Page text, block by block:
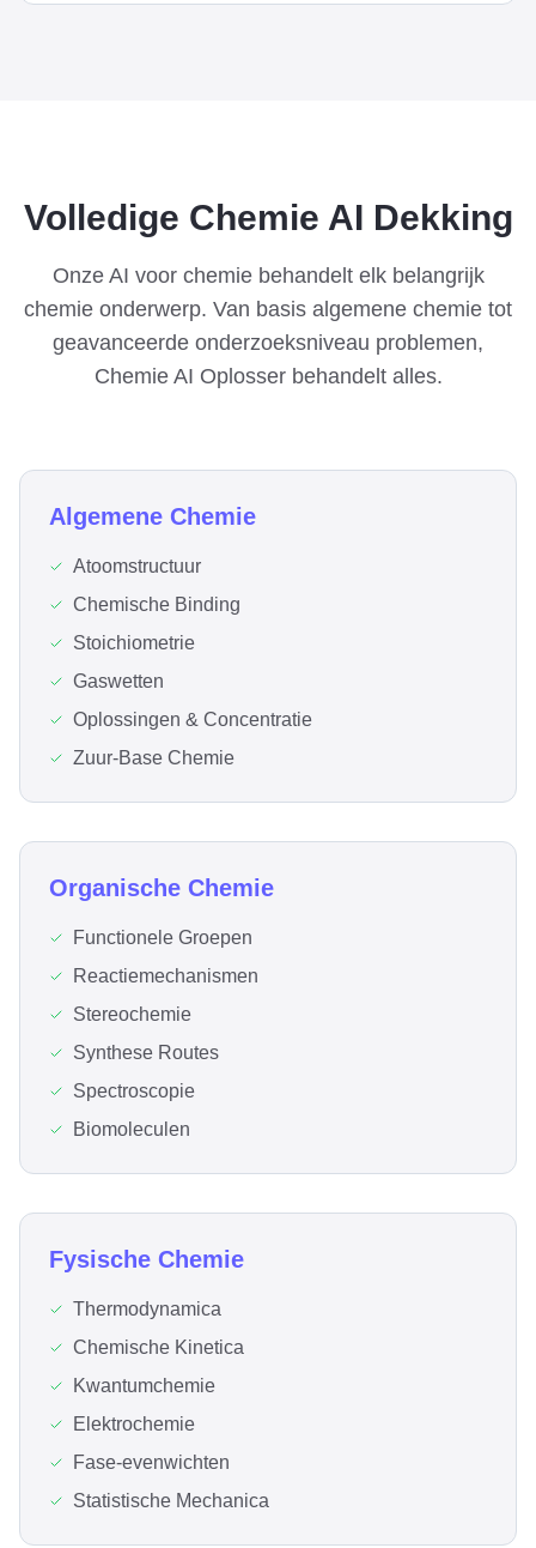
Volledige Chemie AI Dekking
Onze AI voor chemie behandelt elk belangrijk
chemie onderwerp. Van basis algemene chemie tot
geavanceerde onderzoeksniveau problemen,
Chemie AI Oplosser behandelt alles.
Algemene Chemie
Atoomstructuur
Chemische Binding
Stoichiometrie
Gaswetten
Oplossingen & Concentratie
Zuur-Base Chemie
Organische Chemie
Functionele Groepen
Reactiemechanismen
Stereochemie
Synthese Routes
Spectroscopie
Biomoleculen
Fysische Chemie
Thermodynamica
Chemische Kinetica
Kwantumchemie
Elektrochemie
Fase-evenwichten
Statistische Mechanica